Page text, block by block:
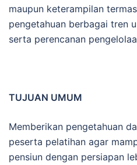
maupun keterampilan
pengetahuan berbagai tren
serta perencanan
TUJUAN UMUM
Memberikan pengetahuan
peserta pelatihan agar
pensiun dengan persiapan